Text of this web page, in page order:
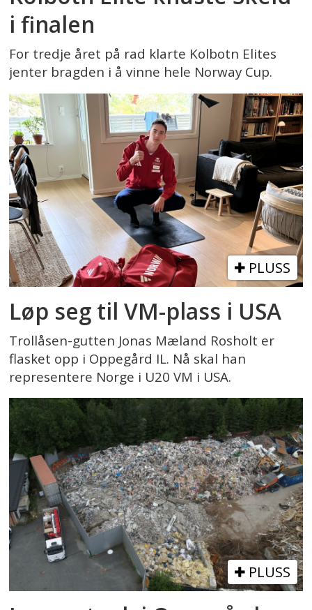
i finalen
For tredje året på rad klarte Kolbotn Elites
jenter bragden i å vinne hele Norway Cup.
PLUSS
Løp seg til VM-plass i USA
Trollåsen-gutten Jonas Mæland Rosholt er
flasket opp i Oppegård IL. Nå skal han
representere Norge i U20 VM i USA.
PLUSS